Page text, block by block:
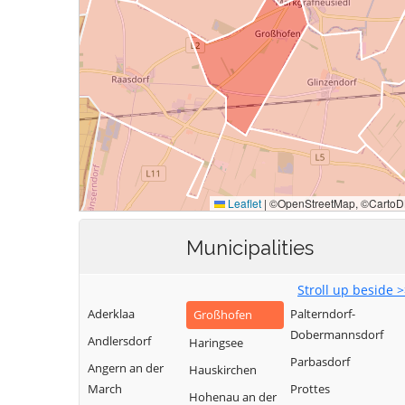
Municipalities
Stroll up beside
Aderklaa
Andlersdorf
Angern an der
March
Großhofen
Haringsee
Hauskirchen
Hohenau an der
Palterndorf-
Dobermannsdorf
Parbasdorf
Prottes